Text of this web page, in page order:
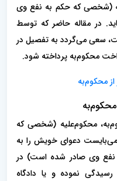
(شخصی که حکم به نفع وی
در مقاله حاضر که توسط
سعی می‌گردد به تفصیل در
محکوم‌به پرداخته شود.
محکوم‌به
محکوم‌علیه (شخصی که
دعوای خویش را به
وی صادر شده است) در
نموده و یا دادگاه